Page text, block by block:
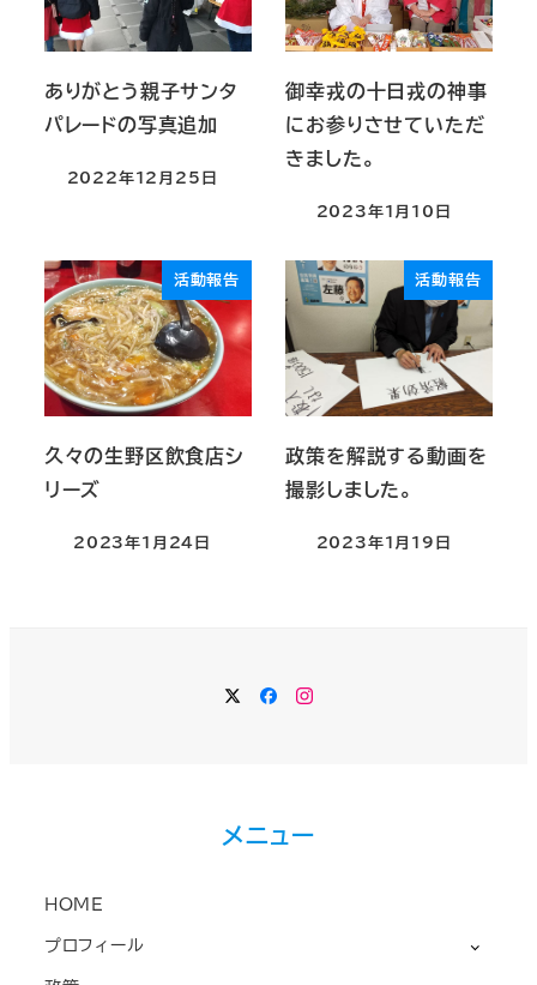
ありがとう親子サンタ
パレードの写真追加
2022年12月25日
御幸戎の十日戎の神事
にお参りさせていただ
きました。
2023年1月10日
活動報告
久々の生野区飲食店シ
リーズ
2023年1月24日
活動報告
政策を解説する動画を
撮影しました。
2023年1月19日
Twitter
Facebook
Instagram
メニュー
HOME
プロフィール